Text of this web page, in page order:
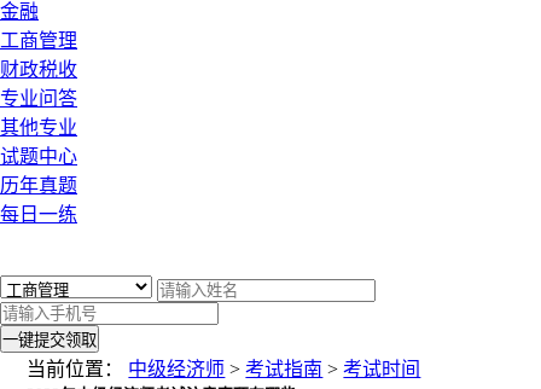
金融
工商管理
财政税收
专业问答
其他专业
试题中心
历年真题
每日一练
一键提交领取
当前位置： 中级经济师 >考试指南 >考试时间